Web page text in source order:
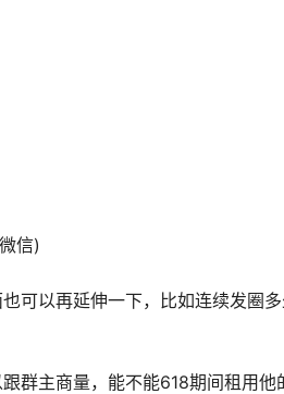
信)
可以再延伸一下，比如连续发圈
群主商量，能不能618期间租用他